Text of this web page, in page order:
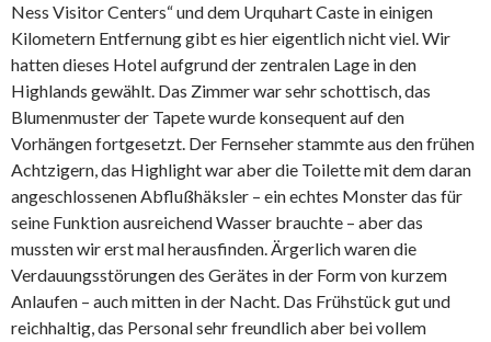
Ness Visitor Centers“ und dem Urquhart Caste in einigen
Kilometern Entfernung gibt es hier eigentlich nicht viel. Wir
hatten dieses Hotel aufgrund der zentralen Lage in den
Highlands gewählt. Das Zimmer war sehr schottisch, das
Blumenmuster der Tapete wurde konsequent auf den
Vorhängen fortgesetzt. Der Fernseher stammte aus den frühen
Achtzigern, das Highlight war aber die Toilette mit dem daran
angeschlossenen Abflußhäksler – ein echtes Monster das für
seine Funktion ausreichend Wasser brauchte – aber das
mussten wir erst mal herausfinden. Ärgerlich waren die
Verdauungsstörungen des Gerätes in der Form von kurzem
Anlaufen – auch mitten in der Nacht. Das Frühstück gut und
reichhaltig, das Personal sehr freundlich aber bei vollem